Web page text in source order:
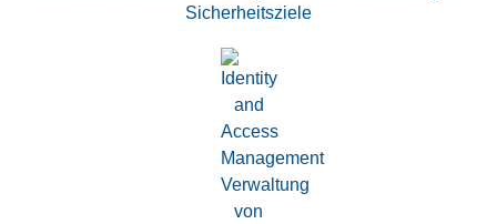
Sicherheitsziele